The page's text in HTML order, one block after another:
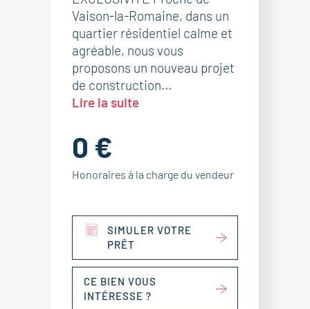
Vaison-la-Romaine, dans un
quartier résidentiel calme et
agréable, nous vous
proposons un nouveau projet
de construction...
Lire la suite
0 €
Honoraires à la charge du vendeur
SIMULER VOTRE
PRÊT
CE BIEN VOUS
INTÉRESSE ?